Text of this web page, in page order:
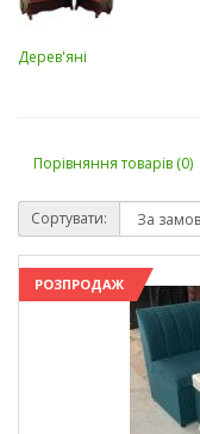
Дерев'яні
Порівняння товарів (0)
Сортувати:
РОЗПРОДАЖ